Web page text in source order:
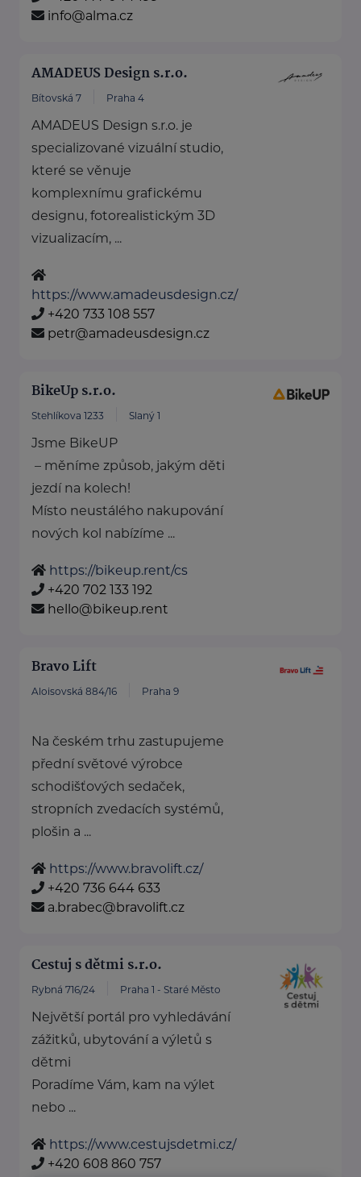
info@alma.cz
AMADEUS Design s.r.o.
Bítovská 7 Praha 4
AMADEUS Design s.r.o. je
specializované vizuální studio,
které se věnuje
komplexnímu grafickému
designu, fotorealistickým 3D
vizualizacím, ...
https://www.amadeusdesign.cz/
+420 733 108 557
petr@amadeusdesign.cz
BikeUp s.r.o.
Stehlíkova 1233 Slaný 1
Jsme BikeUP
– měníme způsob, jakým děti
jezdí na kolech!
Místo neustálého nakupování
nových kol nabízíme ...
https://bikeup.rent/cs
+420 702 133 192
hello@bikeup.rent
Bravo Lift
Aloisovská 884/16 Praha 9
Na českém trhu zastupujeme
přední světové výrobce
schodišťových sedaček,
stropních zvedacích systémů,
plošin a ...
https://www.bravolift.cz/
+420 736 644 633
a.brabec@bravolift.cz
Cestuj s dětmi s.r.o.
Rybná 716/24 Praha 1 - Staré Město
Největší portál pro vyhledávání
zážitků, ubytování a výletů s
dětmi
Poradíme Vám, kam na výlet
nebo ...
https://www.cestujsdetmi.cz/
+420 608 860 757